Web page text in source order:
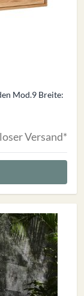
Mod.9 Breite:
Versand*